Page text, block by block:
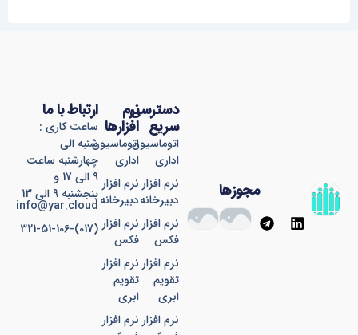
نرم
افزارها
اتوماسیون
اداری
نرم افزار
دبیرخانه
نرم افزار
فکس
نرم افزار
تقویم
ابری
نرم افزار
دسترسی
سریع
اتوماسیون
اداری
نرم افزار
دبیرخانه
نرم افزار
فکس
نرم افزار
تقویم
ابری
نرم افزار
ارتباط با ما
ساعت کاری :
شنبه الی
چهارشنبه ساعت
9 الی 17 و
پنجشنبه 9 الی 13
info@yar.cloud
(017)-321-51-106
مجوزها
L
i
T
e